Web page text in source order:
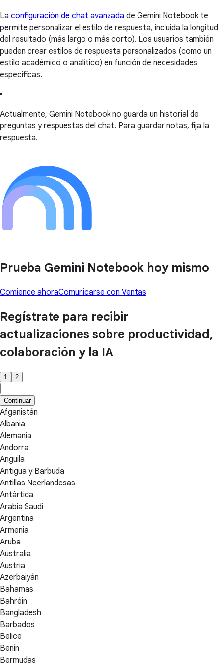
La configuración de chat avanzada de Gemini Notebook te
permite personalizar el estilo de respuesta, incluida la longitud
del resultado (más largo o más corto). Los usuarios también
pueden crear estilos de respuesta personalizados (como un
estilo académico o analítico) en función de necesidades
específicas.
Actualmente, Gemini Notebook no guarda un historial de
preguntas y respuestas del chat. Para guardar notas, fija la
respuesta.
Prueba Gemini Notebook hoy mismo
Comience ahoraComunicarse con Ventas
Regístrate para recibir
actualizaciones sobre productividad,
colaboración y la IA
1 2
Continuar
Afganistán
Albania
Alemania
Andorra
Anguila
Antigua y Barbuda
Antillas Neerlandesas
Antártida
Arabia Saudí
Argentina
Armenia
Aruba
Australia
Austria
Azerbaiyán
Bahamas
Bahréin
Bangladesh
Barbados
Belice
Benín
Bermudas